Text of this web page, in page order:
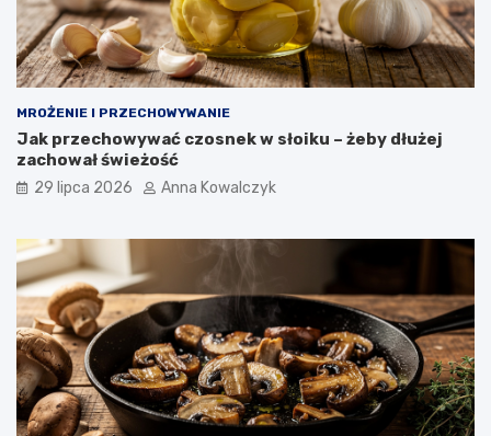
MROŻENIE I PRZECHOWYWANIE
Jak przechowywać czosnek w słoiku – żeby dłużej
zachował świeżość
29 lipca 2026 Anna Kowalczyk